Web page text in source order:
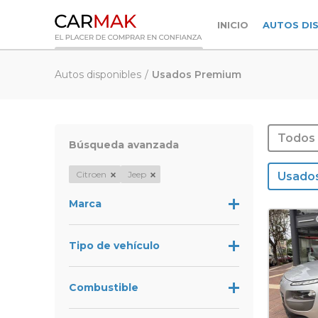
INICIO AUTOS
Autos disponibles Usados Premium
Búsqueda avanzada
Citroen Jeep
Marca
Baic
Benelli
CFMoto
Tipo de vehículo
Coupe
Furgón
Combustible
Todos